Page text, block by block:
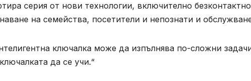
серия от нови технологии, включително
на семейства, посетители и непознати и
ключалка може да изпълнява по-сложни
да се учи.“